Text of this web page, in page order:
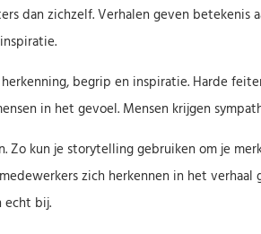
dan zichzelf. Verhalen geven betekenis
begrip en inspiratie. Harde
in het gevoel. Mensen krijgen
Zo kun je storytelling gebruiken om je
zich herkennen in het
echt bij.